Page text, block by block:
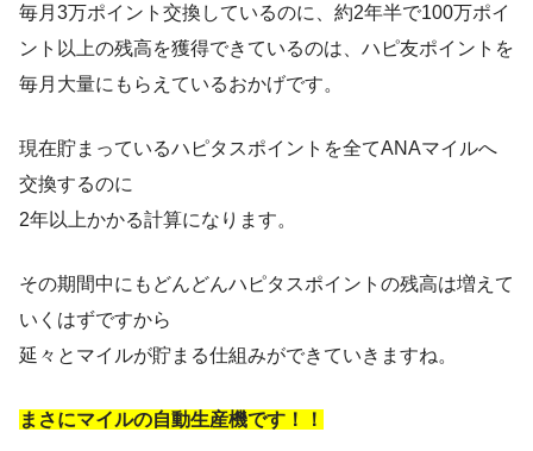
毎月3万ポイント交換しているのに、約2年半で100万ポイ
ント以上の残高を獲得できているのは、ハピ友ポイントを
毎月大量にもらえているおかげです。
現在貯まっているハピタスポイントを全てANAマイルへ
交換するのに
2年以上かかる計算になります。
その期間中にもどんどんハピタスポイントの残高は増えて
いくはずですから
延々とマイルが貯まる仕組みができていきますね。
まさにマイルの自動生産機です！！